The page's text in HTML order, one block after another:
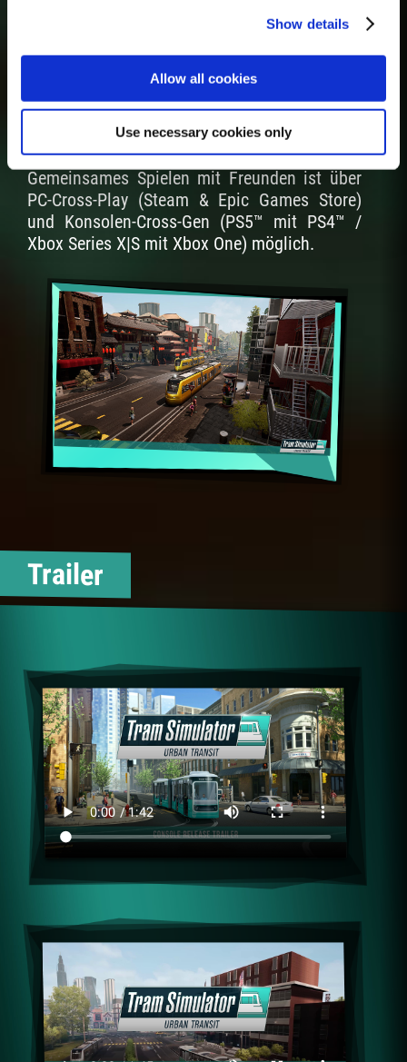
Show details
Allow all cookies
Use necessary cookies only
Cross-Multiplayer
Gemeinsames Spielen mit Freunden ist über
PC-Cross-Play (Steam & Epic Games Store)
und Konsolen-Cross-Gen (PS5™ mit PS4™ /
Xbox Series X|S mit Xbox One) möglich.
Trailer